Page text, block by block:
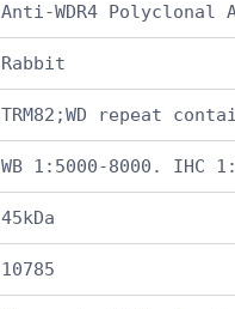
Anti-WDR4 Polyclonal
Rabbit
TRM82;WD repeat
WB 1:5000-8000. IHC
45kDa
10785